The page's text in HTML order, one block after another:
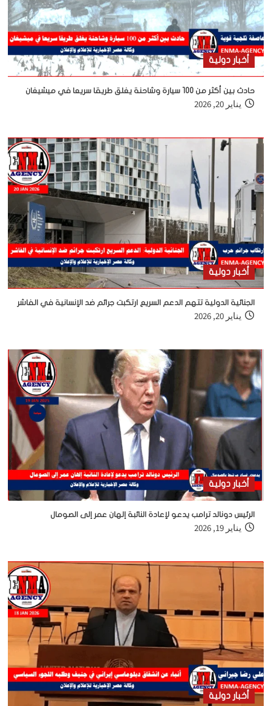
أخبار دولية
حادث بين أكثر من 100 سيارة وشاحنة يغلق طريقا سريعا في ميشيغان
يناير 20, 2026
أخبار دولية
الجنائية الدولية تتهم الدعم السريع ارتكبت جرائم ضد الإنسانية في الفاشر
يناير 20, 2026
أخبار دولية
الرئيس دونالد ترامب يدعو لإعادة النائبة إلهان عمر إلى الصومال
يناير 19, 2026
أخبار دولية